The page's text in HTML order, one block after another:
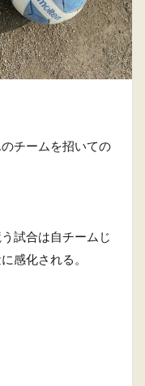
チームを招いての
試合は自チームじ
感化される。